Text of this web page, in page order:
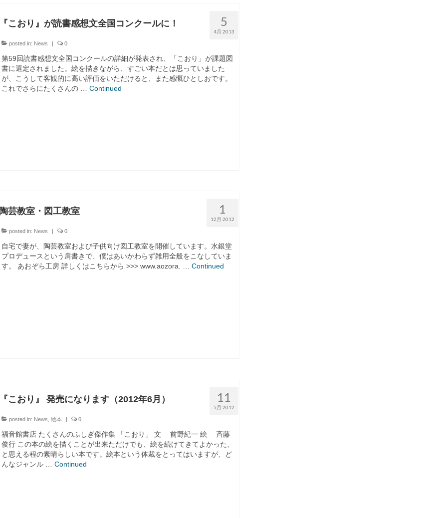
5
4月 2013
『こおり』が読書感想文全国コンクールに！
posted in: News | 0
第59回読書感想文全国コンクールの詳細が発表され、「こおり」が課題図
書に選定されました。絵を描きながら、すごい本だとは思っていました
が、こうして客観的に高い評価をいただけると、また感慨ひとしおです。
これでさらにたくさんの … Continued
1
12月 2012
陶芸教室・図工教室
posted in: News 0
自宅で妻が、陶芸教室および子供向け図工教室を開催しています。水銀堂
プロデュースという肩書きで、僕はあいかわらず雑用全般をこなしていま
す。 あおぞら工房 詳しくはこちらから >>> www.aozora. … Continued
11
5月 2012
『こおり』 発売になります（2012年6月）
posted in: News 絵本 0
福音館書店 たくさんのふしぎ傑作集 「こおり」 文 前野紀一 絵 斉藤
俊行 この本の絵を描くことが出来ただけでも、絵を続けてきてよかった、
と思える程の素晴らしい本です。絵本という体裁をとってはいますが、ど
んなジャンル … Continued